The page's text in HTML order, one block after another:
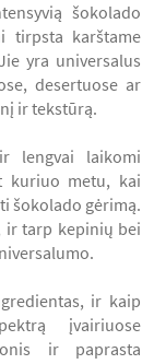
šokolado
tirpsta karštame
yra universalus
desertuose ar
ir tekstūrą.
lengvai laikomi
kuriuo metu, kai
šokolado gėrimą.
ir tarp kepinių bei
ir kaip
įvairiuose
ir paprasta